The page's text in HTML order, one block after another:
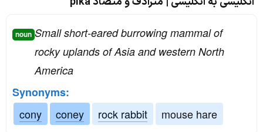
noun Small short-eared burrowing mammal of
rocky uplands of Asia and western North
America
Synonyms:
cony
coney rock rabbit mouse hare